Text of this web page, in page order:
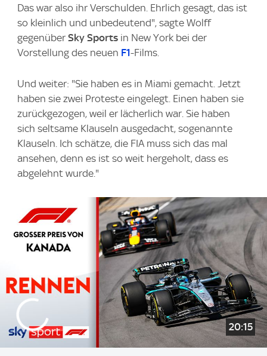
Das war also ihr Verschulden. Ehrlich gesagt, das ist
so kleinlich und unbedeutend", sagte Wolff
gegenüber Sky Sports in New York bei der
Vorstellung des neuen F1-Films.
Und weiter: "Sie haben es in Miami gemacht. Jetzt
haben sie zwei Proteste eingelegt. Einen haben sie
zurückgezogen, weil er lächerlich war. Sie haben
sich seltsame Klauseln ausgedacht, sogenannte
Klauseln. Ich schätze, die FIA ​​muss sich das mal
ansehen, denn es ist so weit hergeholt, dass es
abgelehnt wurde."
20:15